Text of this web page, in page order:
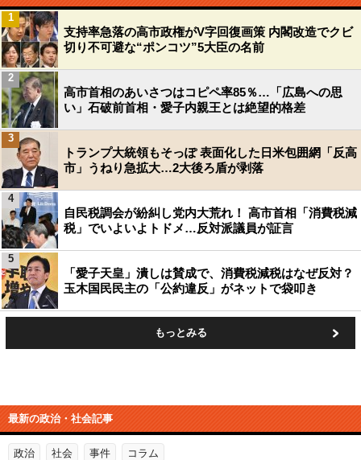
支持率急落の高市政権がV字回復画策 内閣改造でクビ
切り不可避な“ポンコツ”5大臣の名前
1
高市首相のあいさつはコピペ率85％…「広島への思
い」石破前首相・愛子内親王とは絶望的格差
2
トランプ大統領もそっぽ 表面化した日米包囲網「反高
市」うねり急拡大…2大後ろ盾が剥落
3
自民税調会が紛糾し党内大荒れ！ 高市首相「消費税減
税」でいよいよトドメ…反対派議員が証言
4
「愛子天皇」潰しは賛成で、消費税減税はなぜ反対？
玉木国民民主の「公約違反」がネットで袋叩き
5
もっとみる
最新の政治・社会記事
政治 社会 事件 コラム